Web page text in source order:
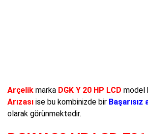
Arçelik marka DGK Y 20 HP LCD model
Arızası ise bu kombinizde bir
olarak görünmektedir.